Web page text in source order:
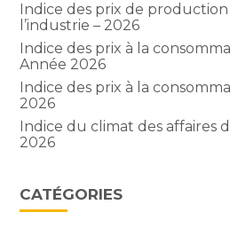
Indice des prix de
l’industrie – 2026
Indice des prix à la
Année 2026
Indice des prix à la
2026
Indice du climat des affaires
2026
CATÉGORIES